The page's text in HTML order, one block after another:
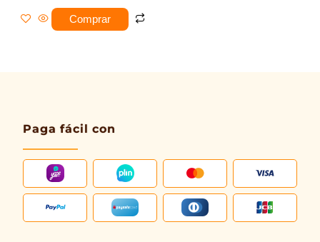
Comprar
Paga fácil con